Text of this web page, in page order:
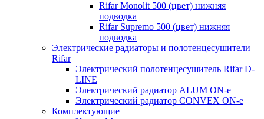
Rifar Monolit 500 (цвет) нижняя
подводка
Rifar Supremo 500 (цвет) нижняя
подводка
Электрические радиаторы и полотенцесушители
Rifar
Электрический полотенцесушитель Rifar D-
LINE
Электрический радиатор ALUM ON-e
Электрический радиатор CONVEX ON-e
Комплектующие